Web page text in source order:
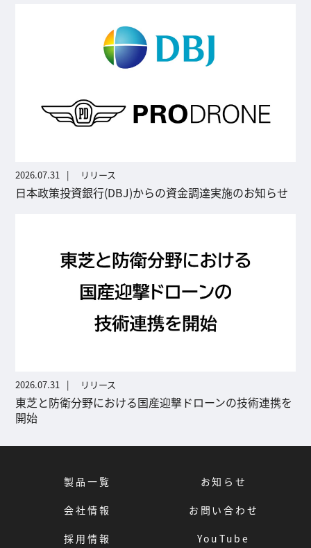
2026.07.31 リリース
日本政策投資銀行(DBJ)からの資金調達実施のお知らせ
2026.07.31 リリース
東芝と防衛分野における国産迎撃ドローンの技術連携を
開始
製品一覧 お知らせ
会社情報 お問い合わせ
採用情報 YouTube